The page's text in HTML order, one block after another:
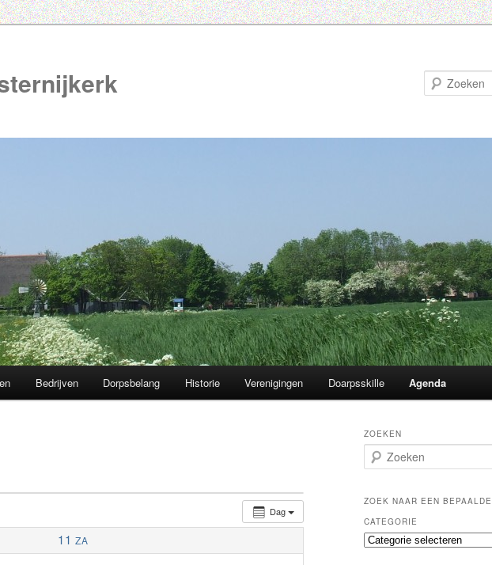
Bedrijven Dorpsbelang Historie Verenigingen Doarpsskille Agenda
Dag
11 ZA
ZOEKEN
o
k
n
ZOEK NAAR EEN BEPAALDE
CATEGORIE
Z